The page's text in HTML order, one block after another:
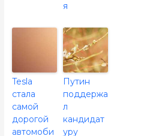
я
Tesla
стала
самой
дорогой
автомоби
Путин
поддержа
л
кандидат
уру